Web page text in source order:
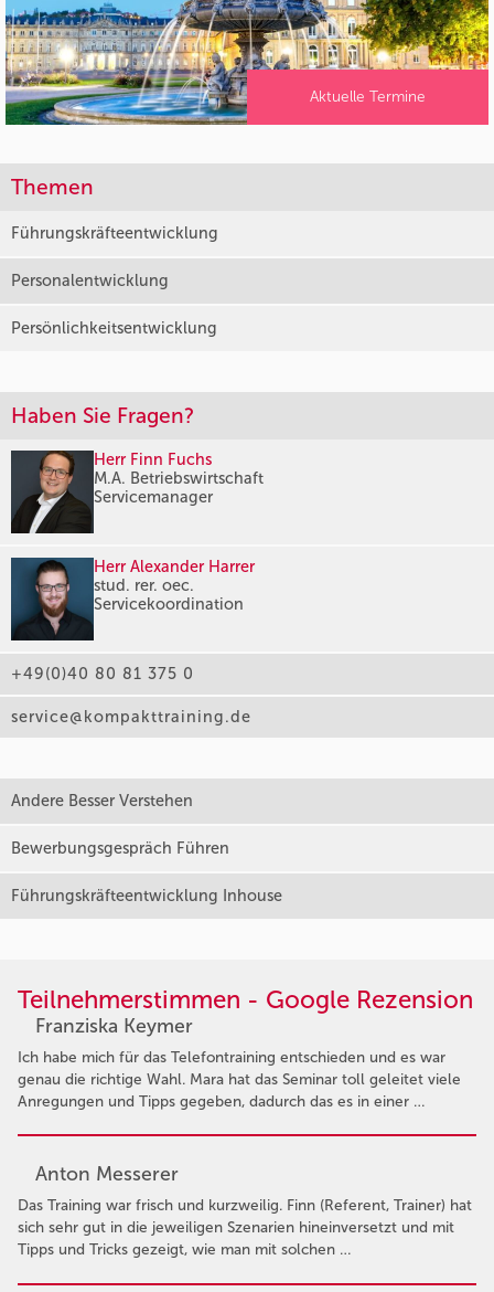
Aktuelle Termine
Themen
Führungskräfteentwicklung
Personalentwicklung
Persönlichkeitsentwicklung
Haben Sie Fragen?
Herr Finn Fuchs
M.A. Betriebswirtschaft
Servicemanager
Herr Alexander Harrer
stud. rer. oec.
Servicekoordination
+49(0)40 80 81 375 0
service@kompakttraining.de
Andere Besser Verstehen
Bewerbungsgespräch Führen
Führungskräfteentwicklung Inhouse
Teilnehmerstimmen - Google Rezension
Franziska Keymer
Ich habe mich für das Telefontraining entschieden und es war
genau die richtige Wahl. Mara hat das Seminar toll geleitet viele
Anregungen und Tipps gegeben, dadurch das es in einer …
Anton Messerer
Das Training war frisch und kurzweilig. Finn (Referent, Trainer) hat
sich sehr gut in die jeweiligen Szenarien hineinversetzt und mit
Tipps und Tricks gezeigt, wie man mit solchen …